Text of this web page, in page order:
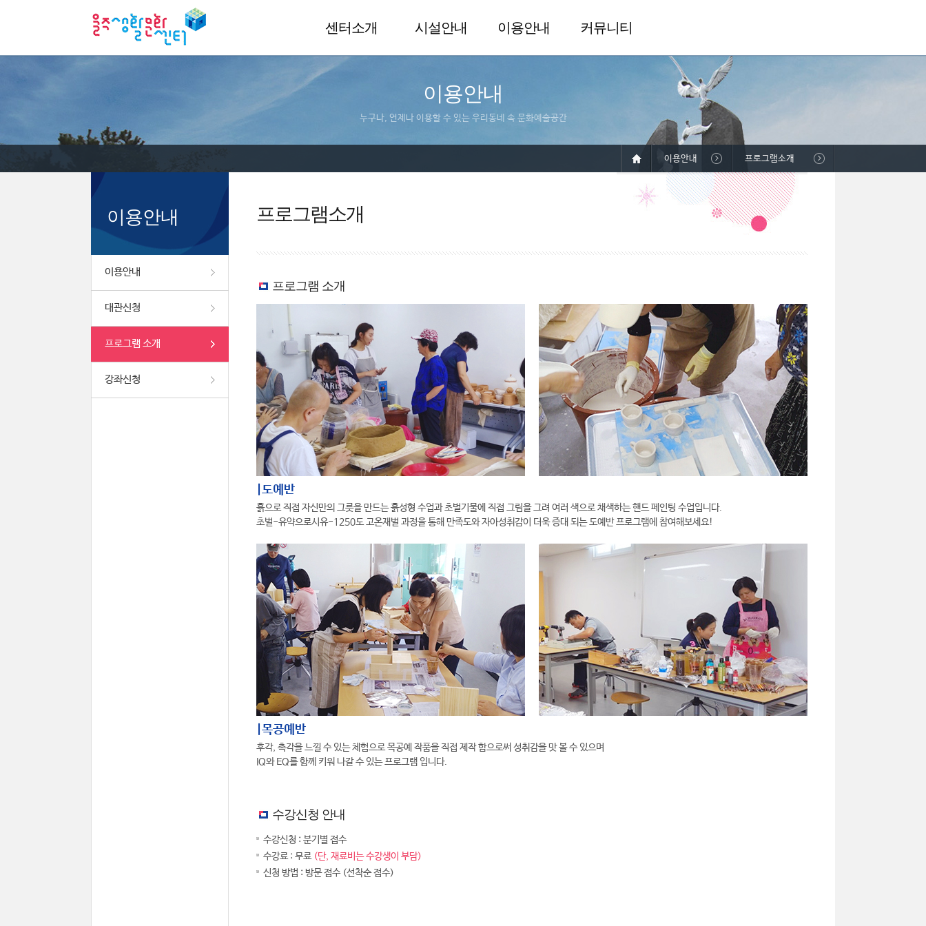
센터소개 시설안내 이용안내 커뮤니티
이용안내
누구나, 언제나 이용할 수 있는 우리동네 속 문화예술공간
이용안내
이용안내
대관신청
프로그램 소개
강좌신청
이용안내 프로그램소개
프로그램소개
프로그램 소개
|도예반
흙으로 직접 자신만의 그릇을 만드는 흙성형 수업과 초벌기물에 직접 그림을 그려 여러 색으로 채색하는 핸드 페인팅 수업입니다.
초벌-유약으로시유-1250도 고온재벌 과정을 통해 만족도와 자아성취감이 더욱 증대 되는 도예반 프로그램에 참여해보세요!
|목공예반
후각, 촉각을 느낄 수 있는 체험으로 목공예 작품을 직접 제작 함으로써 성취감을 맛 볼 수 있으며
IQ와 EQ를 함께 키워 나갈 수 있는 프로그램 입니다.
수강신청 안내
수강신청 : 분기별 접수
수강료 : 무료 (단, 재료비는 수강생이 부담)
신청 방법 : 방문 접수 (선착순 접수)